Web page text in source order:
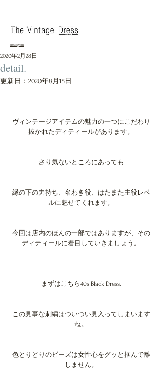
instagram
detail.
2020年2月28日
更新日： 2020年8月15日
ヴィンテージアイテムの魅力の一つにこだわり
抜かれたディティールがあります。
さり気ないところにあっても
縁の下の力持ち、名わき役、はたまた主役レベ
ルに魅せてくれます。
今回は店内のほんの一部ではありますが、その
ディティールに着目していきましょう。
まずはこちら40s Black Dress.
この見事な刺繍はついつい見入ってしまいます
ね。
色とりどりのビーズは女性心をグッと掴んで離
しません。